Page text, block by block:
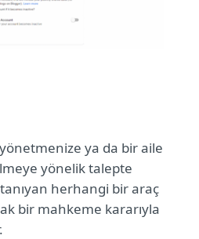
yönetmenize ya da bir aile
yönelik talepte
herhangi bir araç
bir mahkeme kararıyla